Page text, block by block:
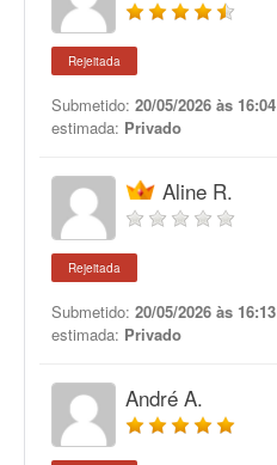
Rejeitada
Submetido: 20/05/2026 às 16:04
estimada: Privado
Aline R.
Rejeitada
Submetido: 20/05/2026 às 16:13
estimada: Privado
André A.